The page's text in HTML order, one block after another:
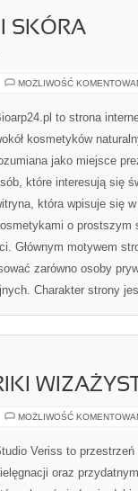
SKÓRA
MOŻLIWOŚĆ
to strona
kosmetyków
jako miejsce
które interesują się
która wpisuje się
o prostszym
Głównym motywem
zarówno osoby
Charakter strony
MOŻLIWOŚĆ
Veriss to
oraz